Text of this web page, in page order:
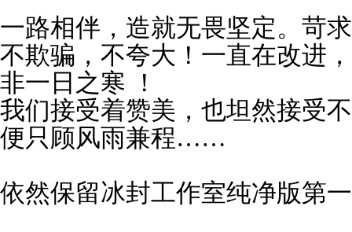
一路相伴，造就无畏坚定。苛
不欺骗，不夸大！一直在改进
非一日之寒 ！
我们接受着赞美，也坦然接受
便只顾风雨兼程……
依然保留冰封工作室纯净版第